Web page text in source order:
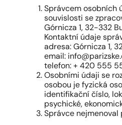
Správcem osobních
souvislosti se
Górnicza 1, 32-332
Kontaktní údaje
adresa: Górnicza 1,
email:
telefon: + 420 555
Osobními údaji se
osobou je fyzická
identifikační číslo,
psychické,
Správce nejmenoval